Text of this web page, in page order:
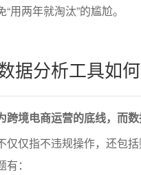
用两年就淘汰”的尴尬。
据分析工具如
跨境电商运营的底线，而
仅仅指不违规操作，还包
：